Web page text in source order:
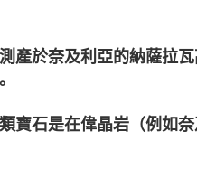
產於奈及利亞的納薩拉
寶石是在偉晶岩（例如